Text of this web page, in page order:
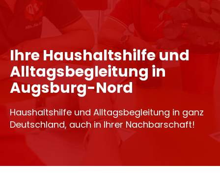
Ihre Haushaltshilfe und
Alltagsbegleitung in
Augsburg-Nord
Haushaltshilfe und Alltagsbegleitung in ganz
Deutschland, auch in Ihrer Nachbarschaft!